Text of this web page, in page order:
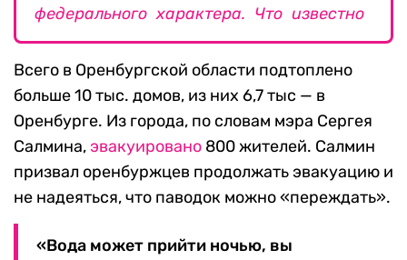
федерального характера. Что известно
Всего в Оренбургской области подтоплено
больше 10 тыс. домов, из них 6,7 тыс — в
Оренбурге. Из города, по словам мэра Сергея
Салмина, эвакуировано 800 жителей. Салмин
призвал оренбуржцев продолжать эвакуацию и
не надеяться, что паводок можно «переждать».
«Вода может прийти ночью, вы